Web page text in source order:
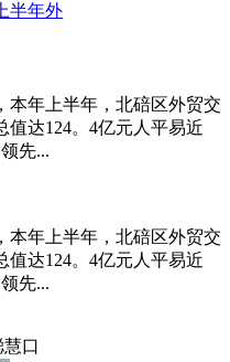
半年外
本年上半年，北碚区外贸交
达124。4亿元人平易近
先...
本年上半年，北碚区外贸交
达124。4亿元人平易近
先...
口